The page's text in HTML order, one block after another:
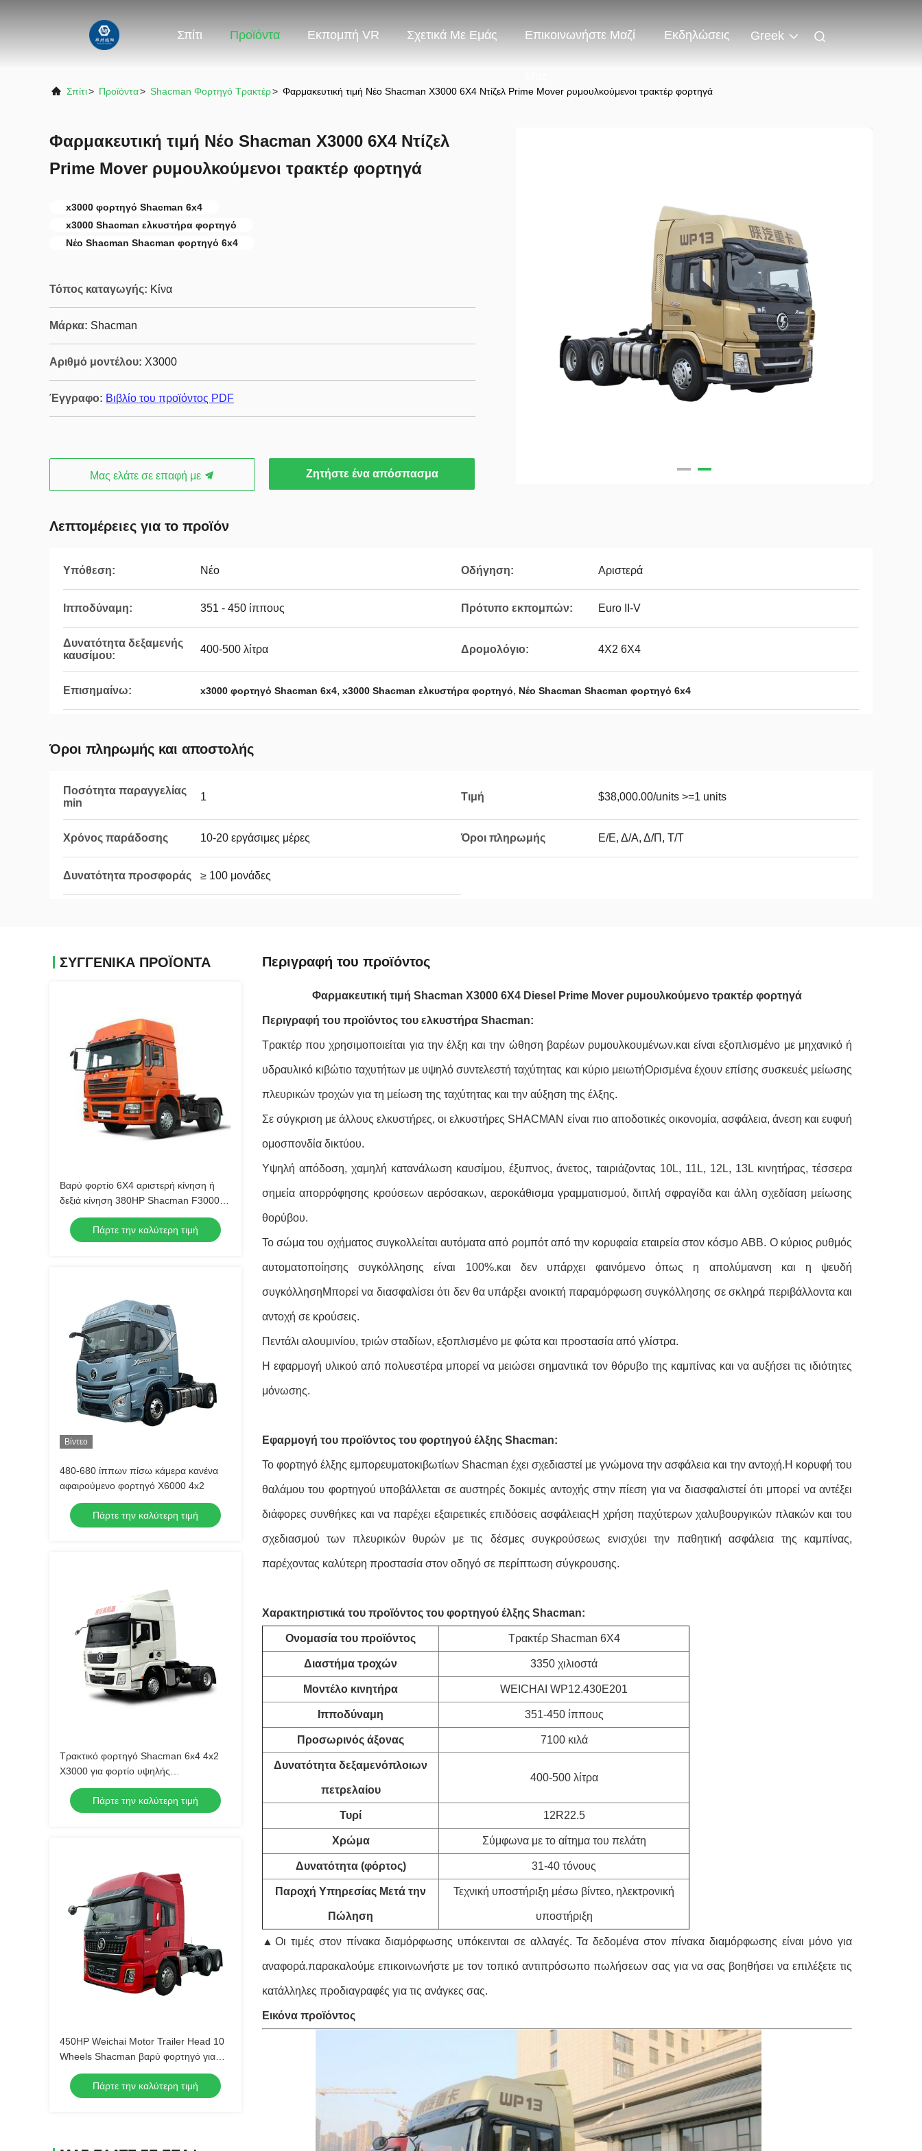
Σπίτι Προϊόντα Εκπομπή VR Σχετικά Με Εμάς Επικοινωνήστε Μαζί Εκδηλώσεις Greek
Σπίτι> Προϊόντα> Shacman Φορτηγό Τρακτέρ> Φαρμακευτική τιμή Νέο Shacman X3000 6X4 Ντίζελ Prime Mover ρυμουλκούμενοι τρακτέρ φορτηγά
Φαρμακευτική τιμή Νέο Shacman X3000 6X4 Ντίζελ
Prime Mover ρυμουλκούμενοι τρακτέρ φορτηγά
x3000 φορτηγό Shacman 6x4
x3000 Shacman ελκυστήρα φορτηγό
Νέο Shacman Shacman φορτηγό 6x4
Τόπος καταγωγής: Κίνα
Μάρκα: Shacman
Αριθμό μοντέλου: X3000
Έγγραφο: Βιβλίο του προϊόντος PDF
Μας ελάτε σε επαφή με Ζητήστε ένα απόσπασμα
Λεπτομέρειες για το προϊόν
Υπόθεση: Νέο Οδήγηση: Αριστερά
Ιπποδύναμη: 351 - 450 ίππους Πρότυπο εκπομπών: Euro II-V
Δυνατότητα δεξαμενής
καυσίμου:
400-500 λίτρα Δρομολόγιο: 4X2 6X4
Επισημαίνω: x3000 φορτηγό Shacman 6x4, x3000 Shacman ελκυστήρα φορτηγό, Νέο Shacman Shacman φορτηγό 6x4
Όροι πληρωμής και αποστολής
Ποσότητα παραγγελίας
min
1 Τιμή $38,000.00/units >=1 units
Χρόνος παράδοσης 10-20 εργάσιμες μέρες Όροι πληρωμής Ε/Ε, Δ/Α, Δ/Π, Τ/Τ
Δυνατότητα προσφοράς ≥ 100 μονάδες
ΣΥΓΓΕΝΙΚΆ ΠΡΟΪΌΝΤΑ
Βαρύ φορτίο 6X4 αριστερή κίνηση ή
δεξιά κίνηση 380HP Shacman F3000
ελκυστήρα ρυμουλκούμενο
Πάρτε την καλύτερη τιμή
Βίντεο
480-680 ίππων πίσω κάμερα κανένα
αφαιρούμενο φορτηγό X6000 4x2
Πάρτε την καλύτερη τιμή
Τρακτικό φορτηγό Shacman 6x4 4x2
X3000 για φορτίο υψηλής
χωρητικότητας και απαιτήσεις του
πελάτη
Πάρτε την καλύτερη τιμή
450HP Weichai Motor Trailer Head 10
Wheels Shacman βαρύ φορτηγό για
χαμηλή κατανάλωση καυσίμου
Πάρτε την καλύτερη τιμή
Περιγραφή του προϊόντος
Φαρμακευτική τιμή Shacman X3000 6X4 Diesel Prime Mover ρυμουλκούμενο τρακτέρ φορτηγά
Περιγραφή του προϊόντος του ελκυστήρα Shacman:
Τρακτέρ που χρησιμοποιείται για την έλξη και την ώθηση βαρέων ρυμουλκουμένων.και είναι εξοπλισμένο με μηχανικό ή
υδραυλικό κιβώτιο ταχυτήτων με υψηλό συντελεστή ταχύτητας και κύριο μειωτήΟρισμένα έχουν επίσης συσκευές μείωσης
πλευρικών τροχών για τη μείωση της ταχύτητας και την αύξηση της έλξης.
Σε σύγκριση με άλλους ελκυστήρες, οι ελκυστήρες SHACMAN είναι πιο αποδοτικές οικονομία, ασφάλεια, άνεση και ευφυή
ομοσπονδία δικτύου.
Υψηλή απόδοση, χαμηλή κατανάλωση καυσίμου, έξυπνος, άνετος, ταιριάζοντας 10L, 11L, 12L, 13L κινητήρας, τέσσερα
σημεία απορρόφησης κρούσεων αερόσακων, αεροκάθισμα γραμματισμού, διπλή σφραγίδα και άλλη σχεδίαση μείωσης
θορύβου.
Το σώμα του οχήματος συγκολλείται αυτόματα από ρομπότ από την κορυφαία εταιρεία στον κόσμο ABB. Ο κύριος ρυθμός
αυτοματοποίησης συγκόλλησης είναι 100%.και δεν υπάρχει φαινόμενο όπως η απολύμανση και η ψευδή
συγκόλλησηΜπορεί να διασφαλίσει ότι δεν θα υπάρξει ανοικτή παραμόρφωση συγκόλλησης σε σκληρά περιβάλλοντα και
αντοχή σε κρούσεις.
Πεντάλι αλουμινίου, τριών σταδίων, εξοπλισμένο με φώτα και προστασία από γλίστρα.
Η εφαρμογή υλικού από πολυεστέρα μπορεί να μειώσει σημαντικά τον θόρυβο της καμπίνας και να αυξήσει τις ιδιότητες
μόνωσης.
Εφαρμογή του προϊόντος του φορτηγού έλξης Shacman:
Το φορτηγό έλξης εμπορευματοκιβωτίων Shacman έχει σχεδιαστεί με γνώμονα την ασφάλεια και την αντοχή.Η κορυφή του
θαλάμου του φορτηγού υποβάλλεται σε αυστηρές δοκιμές αντοχής στην πίεση για να διασφαλιστεί ότι μπορεί να αντέξει
διάφορες συνθήκες και να παρέχει εξαιρετικές επιδόσεις ασφάλειαςΗ χρήση παχύτερων χαλυβουργικών πλακών και του
σχεδιασμού των πλευρικών θυρών με τις δέσμες συγκρούσεως ενισχύει την παθητική ασφάλεια της καμπίνας,
παρέχοντας καλύτερη προστασία στον οδηγό σε περίπτωση σύγκρουσης.
Χαρακτηριστικά του προϊόντος του φορτηγού έλξης Shacman:
Ονομασία του προϊόντος Τρακτέρ Shacman 6X4
Διαστήμα τροχών 3350 χιλιοστά
Μοντέλο κινητήρα WEICHAI WP12.430E201
Ιπποδύναμη 351-450 ίππους
Προσωρινός άξονας 7100 κιλά
Δυνατότητα δεξαμενόπλοιων
πετρελαίου
400-500 λίτρα
Τυρί 12R22.5
Χρώμα Σύμφωνα με το αίτημα του πελάτη
Δυνατότητα (φόρτος) 31-40 τόνους
Παροχή Υπηρεσίας Μετά την
Πώληση
Τεχνική υποστήριξη μέσω βίντεο, ηλεκτρονική
υποστήριξη
▲ Οι τιμές στον πίνακα διαμόρφωσης υπόκεινται σε αλλαγές. Τα δεδομένα στον πίνακα διαμόρφωσης είναι μόνο για
αναφορά.παρακαλούμε επικοινωνήστε με τον τοπικό αντιπρόσωπο πωλήσεων σας για να σας βοηθήσει να επιλέξετε τις
κατάλληλες προδιαγραφές για τις ανάγκες σας.
Εικόνα προϊόντος